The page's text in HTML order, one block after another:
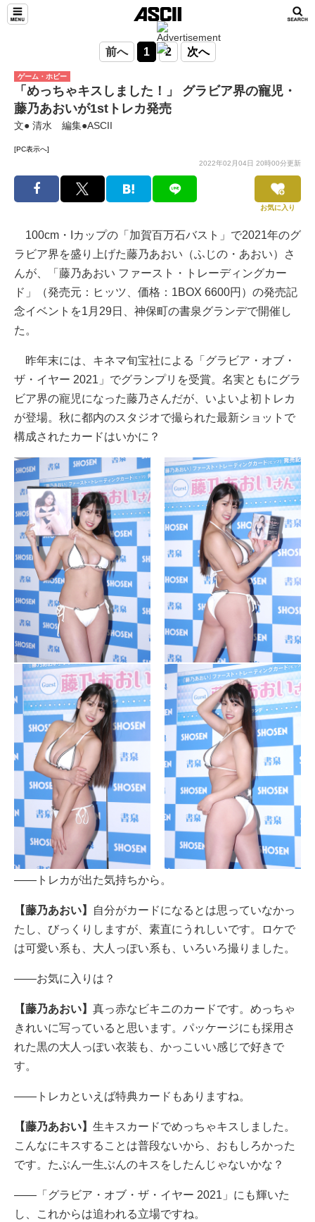
前へ 1 2 次へ
ゲーム・ホビー
「めっちゃキスしました！」 グラビア界の寵児・
藤乃あおいが1stトレカ発売
文● 清水 編集●ASCII
[PC表示へ]
2022年02月04日 20時00分更新
お気に入り
100cm・Iカップの「加賀百万石バスト」で2021年のグ
ラビア界を盛り上げた藤乃あおい（ふじの・あおい）さ
んが、「藤乃あおい ファースト・トレーディングカー
ド」（発売元：ヒッツ、価格：1BOX 6600円）の発売記
念イベントを1月29日、神保町の書泉グランデで開催し
た。
昨年末には、キネマ旬宝社による「グラビア・オブ・
ザ・イヤー 2021」でグランプリを受賞。名実ともにグラ
ビア界の寵児になった藤乃さんだが、いよいよ初トレカ
が登場。秋に都内のスタジオで撮られた最新ショットで
構成されたカードはいかに？
――トレカが出た気持ちから。
【藤乃あおい】
自分がカードになるとは思っていなかっ
たし、びっくりしますが、素直にうれしいです。ロケで
は可愛い系も、大人っぽい系も、いろいろ撮りました。
――お気に入りは？
【藤乃あおい】 真っ赤なビキニのカードです。めっちゃ
きれいに写っていると思います。パッケージにも採用さ
れた黒の大人っぽい衣装も、かっこいい感じで好きで
す。
――トレカといえば特典カードもありますね。
【藤乃あおい】 生キスカードでめっちゃキスしました。
こんなにキスすることは普段ないから、おもしろかった
です。たぶん一生ぶんのキスをしたんじゃないかな？
――「グラビア・オブ・ザ・イヤー 2021」にも輝いた
し、これからは追われる立場ですね。